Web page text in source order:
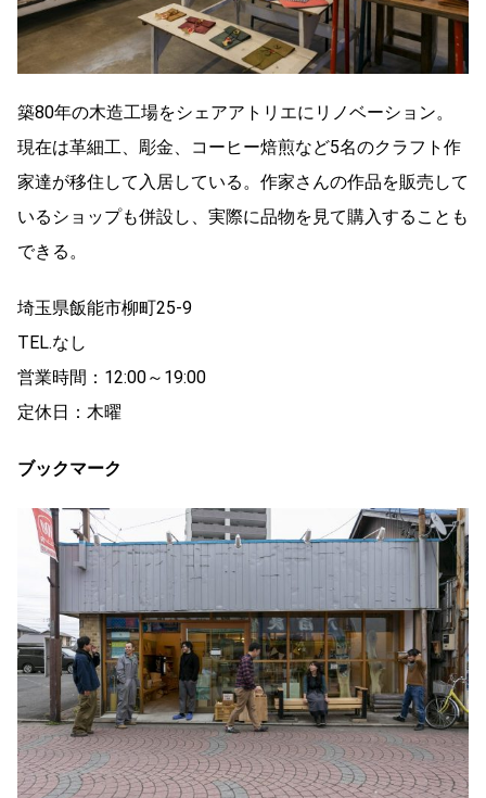
築80年の木造工場をシェアアトリエにリノベーション。
現在は革細工、彫金、コーヒー焙煎など5名のクラフト作
家達が移住して入居している。作家さんの作品を販売して
いるショップも併設し、実際に品物を見て購入することも
できる。
埼玉県飯能市柳町25-9
TEL.なし
営業時間：12:00～19:00
定休日：木曜
ブックマーク